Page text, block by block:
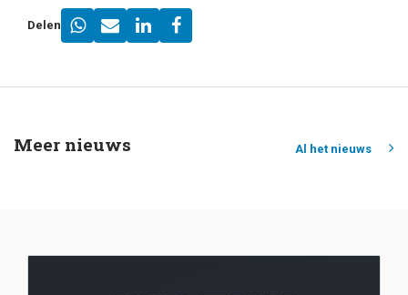
Delen
Meer nieuws Al het nieuws